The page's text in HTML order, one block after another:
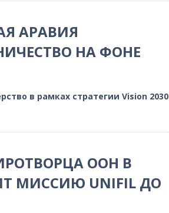
АРАВИЯ
НА ФОНЕ
в рамках стратегии Vision 2030
ООН В
МИССИЮ UNIFIL ДО